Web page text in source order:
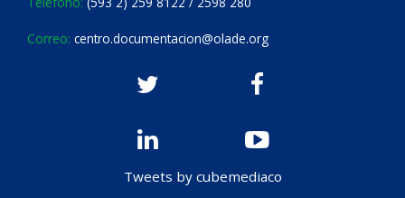
Correo: centro.documentacion@olade.org
Tweets by cubemediaco